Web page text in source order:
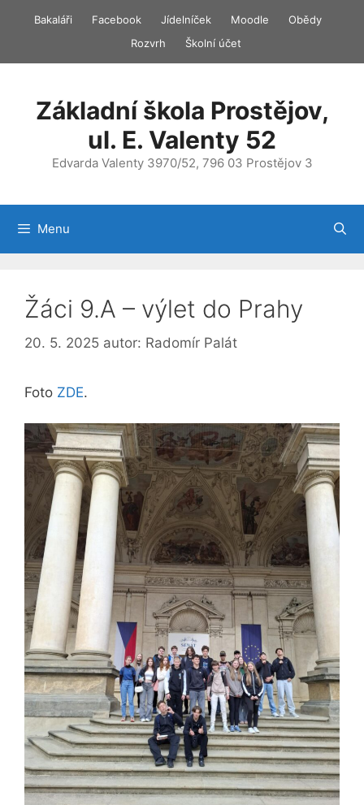
Bakaláři Facebook Jídelníček Moodle
Obědy
Rozvrh
Školní účet
Základní škola Prostějov,
ul. E. Valenty 52
Edvarda Valenty 3970/52, 796 03 Prostějov 3
Menu
Žáci 9.A – výlet do Prahy
20. 5. 2025 autor: Radomír Palát
Foto ZDE.